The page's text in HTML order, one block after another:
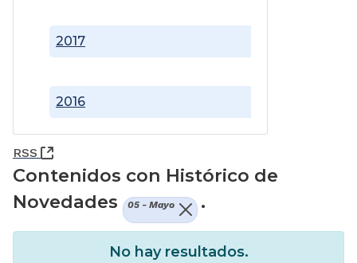
2016
2017
RSS (Abre una nueva ventana)
Contenidos con Histórico de
Novedades
05 - Mayo .
No hay resultados.